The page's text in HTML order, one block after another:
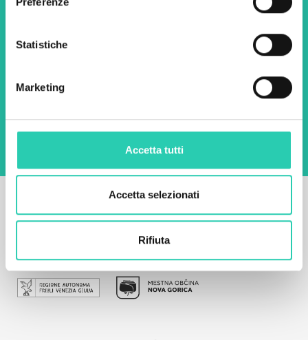
Statistiche
Marketing
Accetta tutti
Accetta selezionati
Rifiuta
Email *
Utilizzando questo modulo accetto